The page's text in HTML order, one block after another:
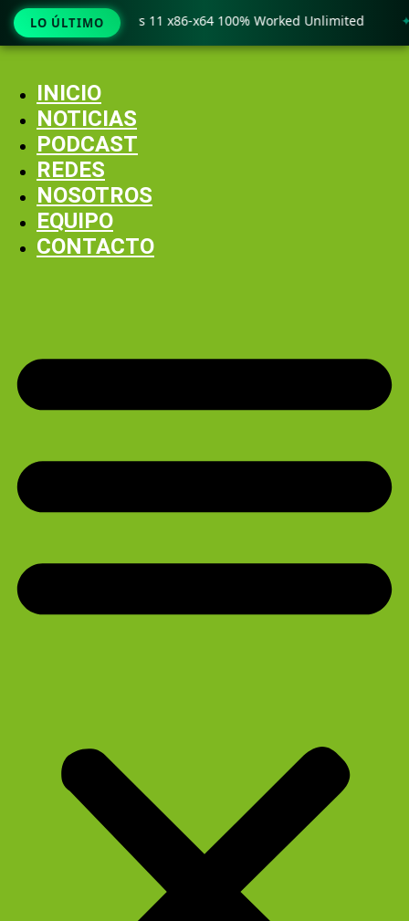
Ir
contenidoINICIO
NOTICIAS
PODCAST
REDES
NOSOTROS
EQUIPO
CONTACTO
LO ÚLTIMO
Crack only Windows 11 x86-x64 100% Worked Unlimited